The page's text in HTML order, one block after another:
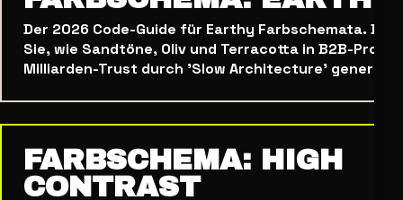
Der 2026 Code-Guide für Earthy Farbschemata.
Sie, wie Sandtöne, Oliv und Terracotta in B2B-
Milliarden-Trust durch 'Slow Architecture'
FARBSCHEMA: HIGH
CONTRAST